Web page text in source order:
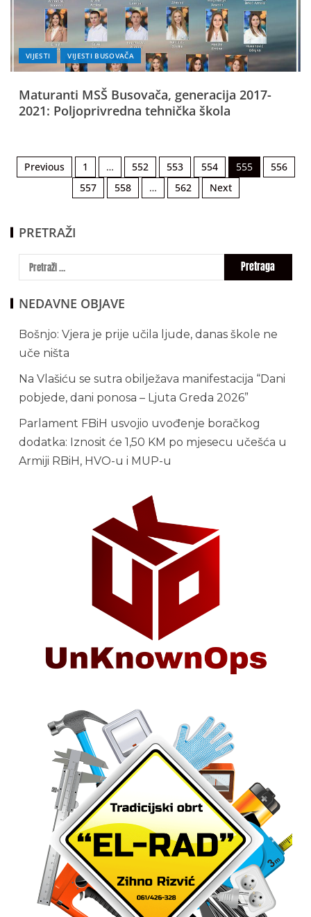
VIJESTI VIJESTI BUSOVAČA
Maturanti MSŠ Busovača, generacija 2017-
2021: Poljoprivredna tehnička škola
Previous 1 … 552 553 554 555
556
557
558 … 562 Next
PRETRAŽI
NEDAVNE OBJAVE
Bošnjo: Vjera je prije učila ljude, danas škole ne
uče ništa
Na Vlašiću se sutra obilježava manifestacija “Dani
pobjede, dani ponosa – Ljuta Greda 2026”
Parlament FBiH usvojio uvođenje boračkog
dodatka: Iznosit će 1,50 KM po mjesecu učešća u
Armiji RBiH, HVO-u i MUP-u